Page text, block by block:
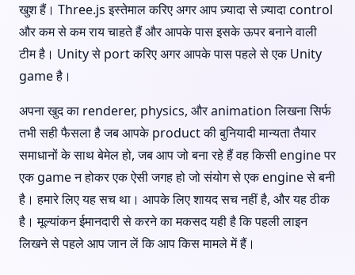
खुश हैं। Three.js इस्तेमाल करिए अगर आप ज़्यादा से ज़्यादा control
और कम से कम राय चाहते हैं और आपके पास इसके ऊपर बनाने वाली
टीम है। Unity से port करिए अगर आपके पास पहले से एक Unity
game है।
अपना खुद का renderer, physics, और animation लिखना सिर्फ
तभी सही फैसला है जब आपके product की बुनियादी मान्यता तैयार
समाधानों के साथ बेमेल हो, जब आप जो बना रहे हैं वह किसी engine पर
एक game न होकर एक ऐसी जगह हो जो संयोग से एक engine से बनी
है। हमारे लिए यह सच था। आपके लिए शायद सच नहीं है, और यह ठीक
है। मूल्यांकन ईमानदारी से करने का मकसद यही है कि पहली लाइन
लिखने से पहले आप जान लें कि आप किस मामले में हैं।